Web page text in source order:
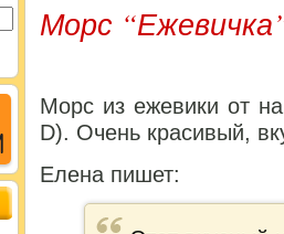
Морс
Морс из ежевики от
D). Очень красивый,
Елена пишет: